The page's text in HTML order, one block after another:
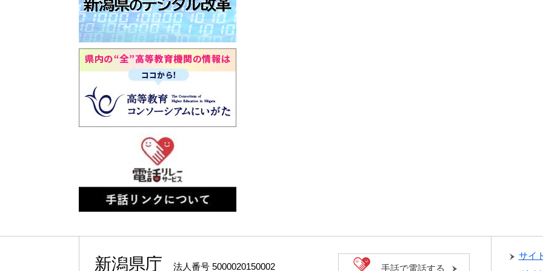
新潟県庁 法人番号 5000020150002 手話で電話する
サイ